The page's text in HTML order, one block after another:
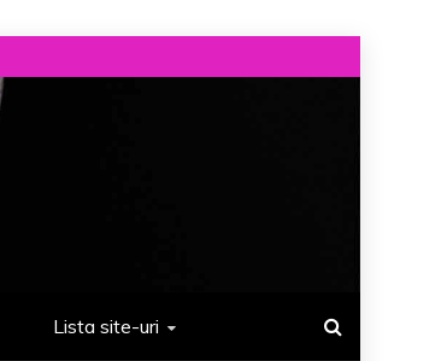
Lista site-uri